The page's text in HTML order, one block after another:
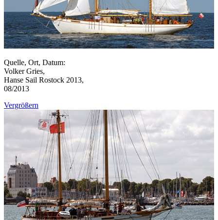
Quelle, Ort, Datum:
Volker Gries,
Hanse Sail Rostock 2013,
08/2013
Vergrößern